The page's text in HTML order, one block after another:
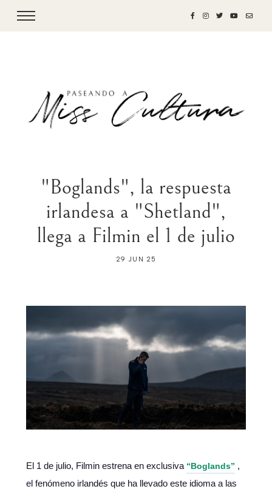
"Boglands", la respuesta
irlandesa a "Shetland",
llega a Filmin el 1 de julio
29 JUN 25
El 1 de julio, Filmin estrena en exclusiva “Boglands” ,
el fenómeno irlandés que ha llevado este idioma a las